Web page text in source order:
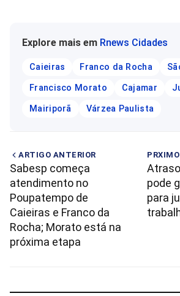
Explore mais em Rnews Cidades
Caieiras Franco da Rocha
Francisco Morato
Cajamar
Mairiporã
Várzea Paulista
ARTIGO ANTERIOR
Sabesp começa
atendimento no
Poupatempo de
Caieiras e Franco da
Rocha; Morato está na
próxima etapa
pode
para